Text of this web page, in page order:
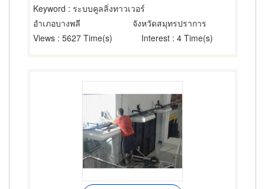
Keyword : ระบบคูลลิ่งทาวเวอร์
อำเภอบางพลี
จังหวัดสมุทรปราการ
Views : 5627 Time(s) Interest : 4 Time(s)